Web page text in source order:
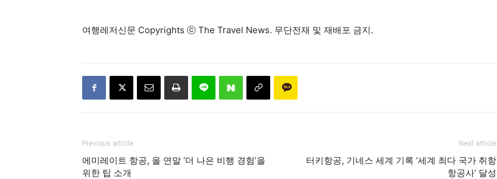
여행레저신문 Copyrights ⓒ The Travel News. 무단전재 및 재배포 금지.
Previous article
에미레이트 항공, 올 연말 ‘더 나은 비행 경험’을
위한 팁 소개
Next article
터키항공, 기네스 세계 기록 ‘세계 최다 국가 취항
항공사’ 달성